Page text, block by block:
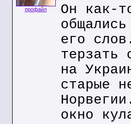
профайл
Он как-
его
терзать
на
старые
окно